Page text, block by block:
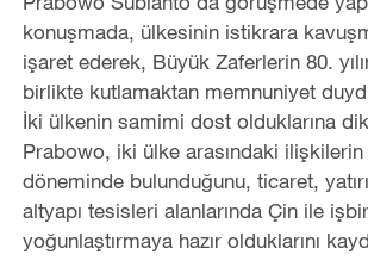
konuşmada, ülkesinin istikrara
işaret ederek, Büyük Zaferlerin 80.
birlikte kutlamaktan memnuniyet
İki ülkenin samimi dost olduklarına
Prabowo, iki ülke arasındaki
döneminde bulunduğunu, ticaret,
altyapı tesisleri alanlarında Çin ile
yoğunlaştırmaya hazır olduklarını